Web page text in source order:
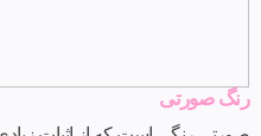
رنگ صورتی